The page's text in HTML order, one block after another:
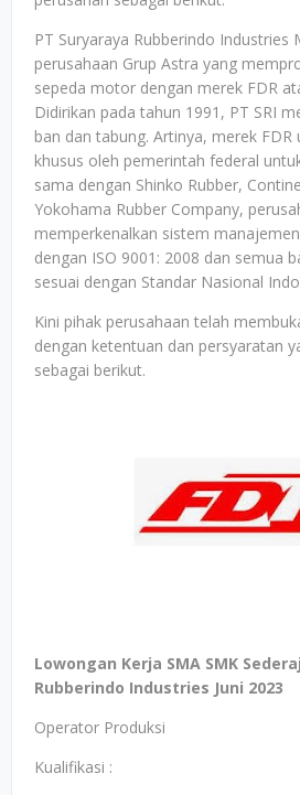
PT Suryaraya Rubberindo Industries
perusahaan Grup Astra yang
sepeda motor dengan merek FDR
Didirikan pada tahun 1991, PT SRI
ban dan tabung. Artinya, merek
khusus oleh pemerintah federal
sama dengan Shinko Rubber,
Yokohama Rubber Company,
memperkenalkan sistem
dengan ISO 9001: 2008 dan semua
sesuai dengan Standar Nasional
Kini pihak perusahaan telah
dengan ketentuan dan persyaratan
sebagai berikut.
Lowongan Kerja SMA SMK
Rubberindo Industries Juni 2023
Operator Produksi
Kualifikasi :